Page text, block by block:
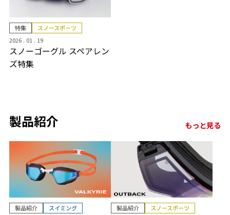
特集
スノースポーツ
2026 . 01 . 19
スノーゴーグル スペアレン
ズ特集
製品紹介 もっと見る
製品紹介
スイミング
製品紹介
スノースポーツ